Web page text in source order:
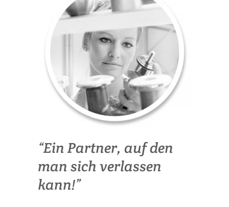
“Ein Partner, auf den
man sich verlassen
kann!”